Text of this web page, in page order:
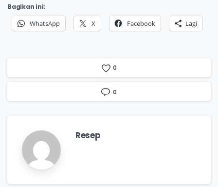
Bagikan ini:
WhatsApp X Facebook Lagi
0
0
Resep